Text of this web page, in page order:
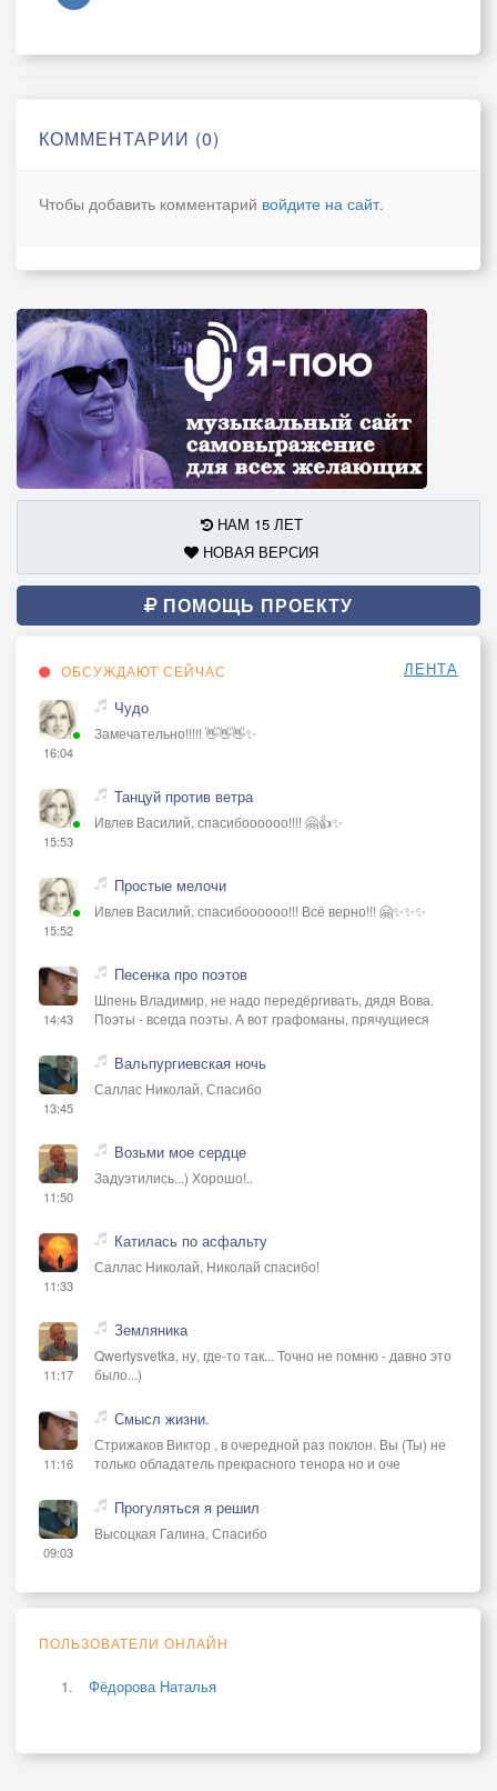
КОММЕНТАРИИ (0)
Чтобы добавить комментарий войдите на сайт.
НАМ 15 ЛЕТ
НОВАЯ ВЕРСИЯ
ПОМОЩЬ ПРОЕКТУ
ОБСУЖДАЮТ СЕЙЧАС ЛЕНТА
16:04
Чудо
Замечательно!!!!! 👋👋👋✨
15:53
Танцуй против ветра
Ивлев Василий, спасибоооооо!!!! 🤗👍✨
15:52
Простые мелочи
Ивлев Василий, спасибоооооо!!! Всё верно!!! 🤗✨✨✨
14:43
Песенка про поэтов
Шпень Владимир, не надо передёргивать, дядя Вова.
Поэты - всегда поэты. А вот графоманы, прячущиеся
13:45
Вальпургиевская ночь
Саллас Николай, Спасибо
11:50
Возьми мое сердце
Задуэтились...) Хорошо!..
11:33
Катилась по асфальту
Саллас Николай, Николай спасибо!
11:17
Земляника
Qwertysvetka, ну, где-то так... Точно не помню - давно это
было...)
11:16
Смысл жизни.
Стрижаков Виктор , в очередной раз поклон. Вы (Ты) не
только обладатель прекрасного тенора но и оче
09:03
Прогуляться я решил
Высоцкая Галина, Спасибо
ПОЛЬЗОВАТЕЛИ ОНЛАЙН
Фёдорова Наталья